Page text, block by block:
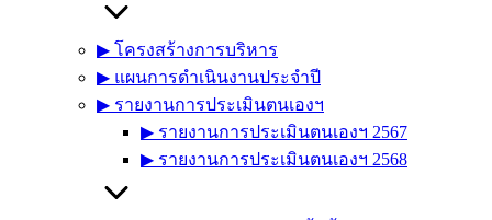
▶︎ โครงสร้างการบริหาร
▶︎ แผนการดำเนินงานประจำปี
▶︎ รายงานการประเมินตนเองฯ
▶︎ รายงานการประเมินตนเองฯ 2567
▶︎ รายงานการประเมินตนเองฯ 2568